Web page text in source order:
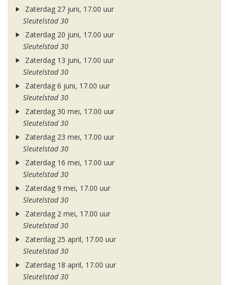
Zaterdag 27 juni, 17.00 uur
Sleutelstad 30
Zaterdag 20 juni, 17.00 uur
Sleutelstad 30
Zaterdag 13 juni, 17.00 uur
Sleutelstad 30
Zaterdag 6 juni, 17.00 uur
Sleutelstad 30
Zaterdag 30 mei, 17.00 uur
Sleutelstad 30
Zaterdag 23 mei, 17.00 uur
Sleutelstad 30
Zaterdag 16 mei, 17.00 uur
Sleutelstad 30
Zaterdag 9 mei, 17.00 uur
Sleutelstad 30
Zaterdag 2 mei, 17.00 uur
Sleutelstad 30
Zaterdag 25 april, 17.00 uur
Sleutelstad 30
Zaterdag 18 april, 17.00 uur
Sleutelstad 30